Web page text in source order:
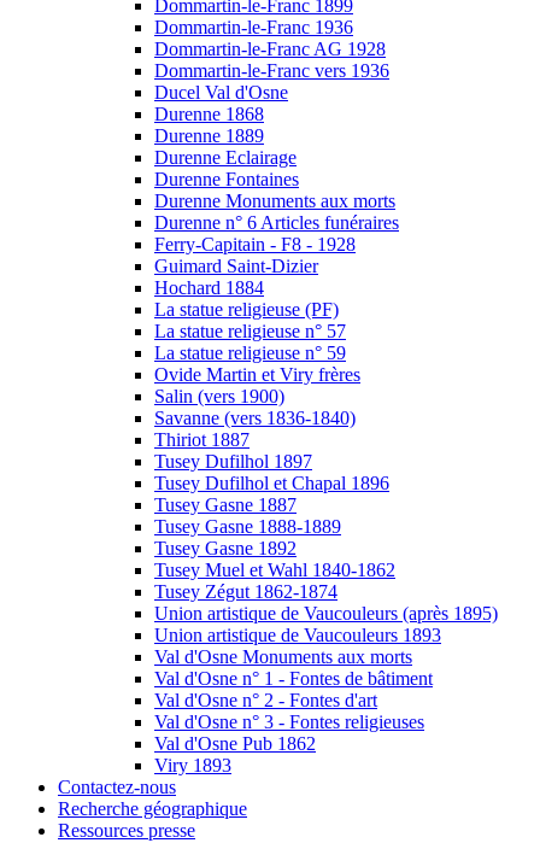
Dommartin-le-Franc 1899
Dommartin-le-Franc 1936
Dommartin-le-Franc AG 1928
Dommartin-le-Franc vers 1936
Ducel Val d'Osne
Durenne 1868
Durenne 1889
Durenne Eclairage
Durenne Fontaines
Durenne Monuments aux morts
Durenne n° 6 Articles funéraires
Ferry-Capitain - F8 - 1928
Guimard Saint-Dizier
Hochard 1884
La statue religieuse (PF)
La statue religieuse n° 57
La statue religieuse n° 59
Ovide Martin et Viry frères
Salin (vers 1900)
Savanne (vers 1836-1840)
Thiriot 1887
Tusey Dufilhol 1897
Tusey Dufilhol et Chapal 1896
Tusey Gasne 1887
Tusey Gasne 1888-1889
Tusey Gasne 1892
Tusey Muel et Wahl 1840-1862
Tusey Zégut 1862-1874
Union artistique de Vaucouleurs (après 1895)
Union artistique de Vaucouleurs 1893
Val d'Osne Monuments aux morts
Val d'Osne n° 1 - Fontes de bâtiment
Val d'Osne n° 2 - Fontes d'art
Val d'Osne n° 3 - Fontes religieuses
Val d'Osne Pub 1862
Viry 1893
Contactez-nous
Recherche géographique
Ressources presse